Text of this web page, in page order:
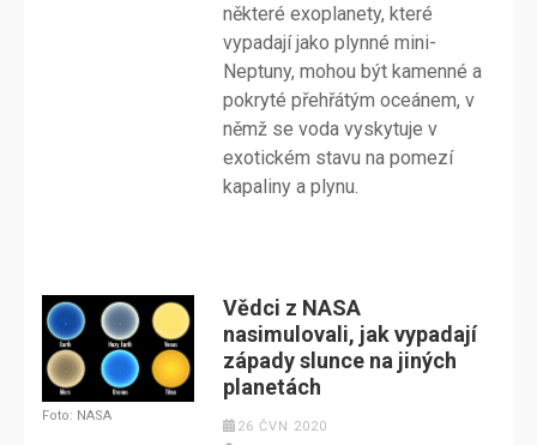
některé exoplanety, které
vypadají jako plynné mini-
Neptuny, mohou být kamenné a
pokryté přehřátým oceánem, v
němž se voda vyskytuje v
exotickém stavu na pomezí
kapaliny a plynu.
Foto: NASA
Vědci z NASA
nasimulovali, jak vypadají
západy slunce na jiných
planetách
26 ČVN 2020